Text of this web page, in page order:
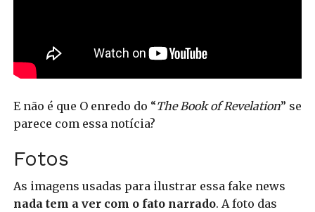
E não é que O enredo do “The Book of Revelation” se
parece com essa notícia?
Fotos
As imagens usadas para ilustrar essa fake news
nada tem a ver com o fato narrado. A foto das